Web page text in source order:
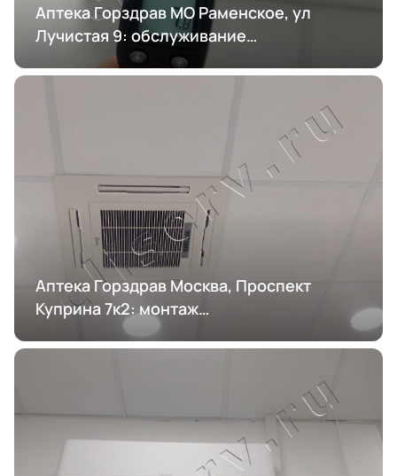
Аптека Горздрав МО Раменское, ул
Лучистая 9: обслуживание
кондиционирования
Аптека Горздрав Москва, Проспект
Куприна 7к2: монтаж
кондиционирования